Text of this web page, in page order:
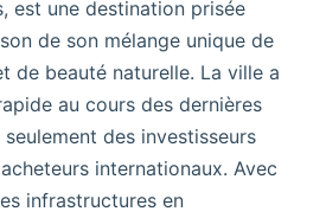
est une destination prisée
de son mélange unique de
de beauté naturelle. La ville a
au cours des dernières
des investisseurs
internationaux. Avec
infrastructures en